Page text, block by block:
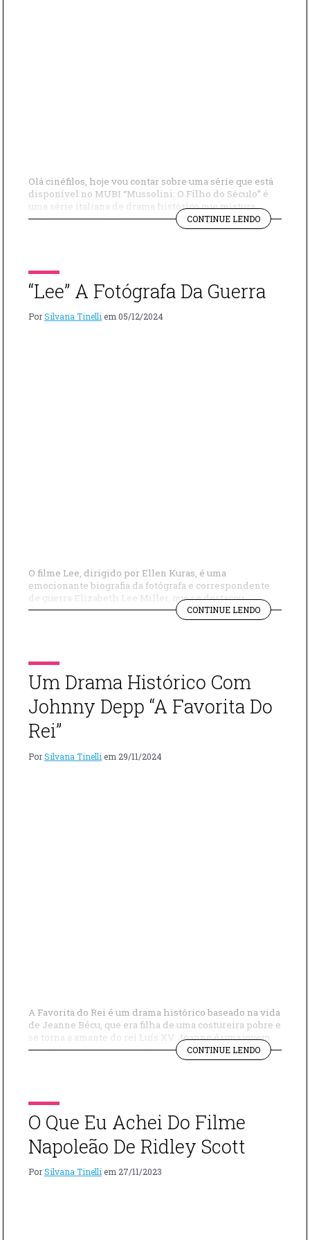
Olá cinéfilos, hoje vou contar sobre uma série que está
disponível no MUBI “Mussolini: O Filho do Século” é
uma série italiana de drama histórico que mistura
política, manipulação e a ascensão de um dos
personagens mais controversos do século XX. A trama
CONTINUE LENDO"DRAMA
HISTÓRICO
SÉCULO”"
“Lee” A Fotógrafa Da Guerra
PorSilvana Tinelli em 05/12/2024
O filme Lee, dirigido por Ellen Kuras, é uma
emocionante biografia da fotógrafa e correspondente
de guerra Elizabeth Lee Miller, que se destacou
durante a Segunda Guerra Mundial. Conhecida por seu
olhar único e coragem, Miller foi muito além das lentes
CONTINUE LENDO"“LEE”
A
Um Drama Histórico Com
Johnny Depp “A Favorita Do
Rei”
PorSilvana Tinelli em 29/11/2024
A Favorita do Rei é um drama histórico baseado na vida
de Jeanne Bécu, que era filha de uma costureira pobre e
se torna a amante do rei Luís XV. Jeanne é uma jovem
cheia de ambição que usa seu charme para sair da
pobreza. Seu namorado, o conde Du Barry, ganha
CONTINUE LENDO"UM
DRAMA
O Que Eu Achei Do Filme
Napoleão De Ridley Scott
PorSilvana Tinelli em 27/11/2023